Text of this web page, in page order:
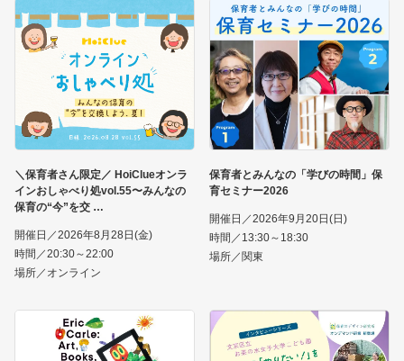
＼保育者さん限定／ HoiClueオンラ
インおしゃべり処vol.55〜みんなの
保育の“今”を交
開催日／2026年8月28日(金)
時間／20:30～22:00
場所／オンライン
保育者とみんなの「学びの時間」保
育セミナー2026
開催日／2026年9月20日(日)
時間／13:30～18:30
場所／関東